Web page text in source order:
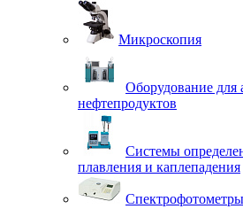
Микроскопия
Оборудование для
нефтепродуктов
Системы
плавления и каплепадения